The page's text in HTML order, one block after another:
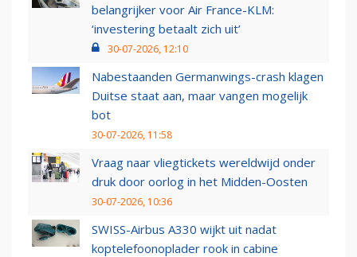
belangrijker voor Air France-KLM:
‘investering betaalt zich uit’
30-07-2026, 12:10
Nabestaanden Germanwings-crash klagen
Duitse staat aan, maar vangen mogelijk
bot
30-07-2026, 11:58
Vraag naar vliegtickets wereldwijd onder
druk door oorlog in het Midden-Oosten
30-07-2026, 10:36
SWISS-Airbus A330 wijkt uit nadat
koptelefoonoplader rook in cabine